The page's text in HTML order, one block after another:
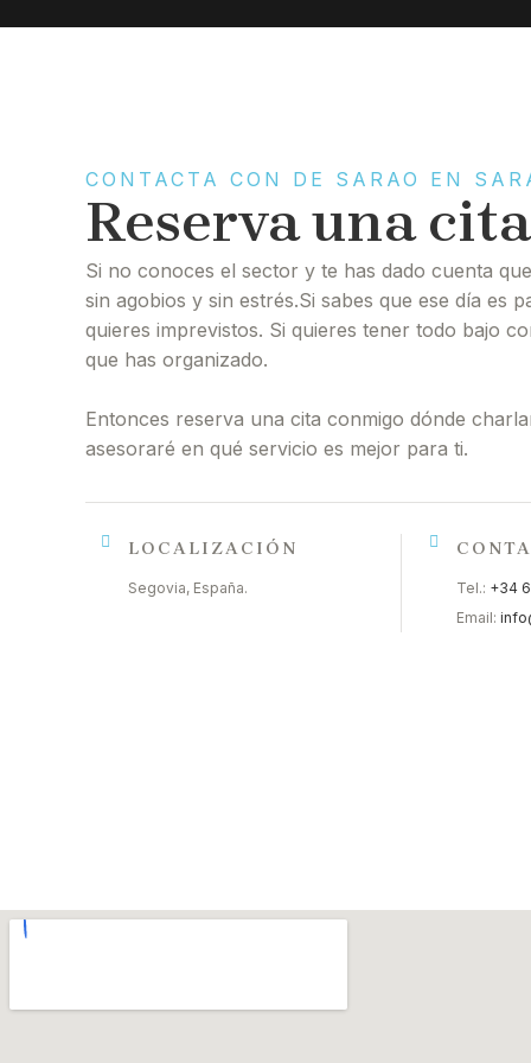
CONTACTA CON DE SARAO EN
Reserva una cita
Si no conoces el sector y te has dado cuenta
sin agobios y sin estrés.Si sabes que ese día es
quieres imprevistos. Si quieres tener todo bajo
que has organizado.
Entonces reserva una cita conmigo dónde
asesoraré en qué servicio es mejor para ti.
LOCALIZACIÓN
Segovia, España. Tel.: +34
Email: